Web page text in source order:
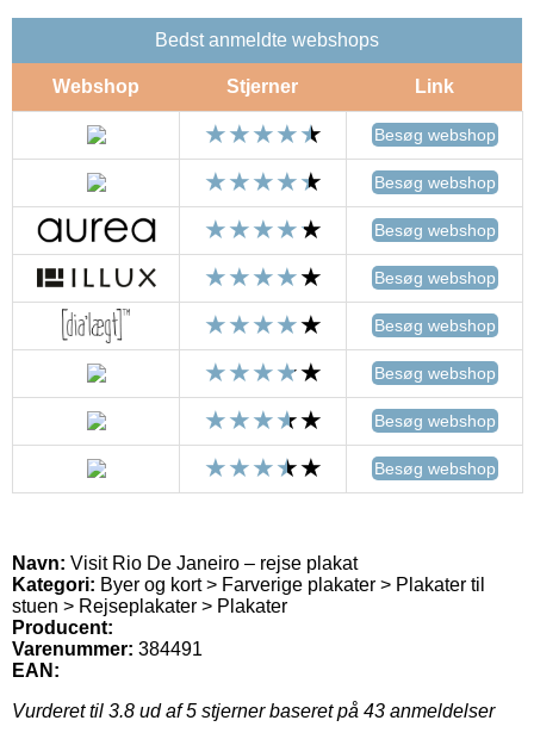
Bedst anmeldte webshops
Webshop Stjerner Link
Besøg webshop
Besøg webshop
Besøg webshop
Besøg webshop
Besøg webshop
Besøg webshop
Besøg webshop
Besøg webshop
Navn: Visit Rio De Janeiro – rejse plakat
Kategori: Byer og kort > Farverige plakater > Plakater til
stuen > Rejseplakater > Plakater
Producent:
Varenummer: 384491
EAN:
Vurderet til 3.8 ud af 5 stjerner baseret på 43 anmeldelser